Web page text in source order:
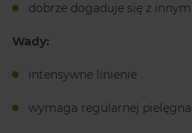
dobrze dogaduje się z
Wady:
intensywne linienie
wymaga regularnej